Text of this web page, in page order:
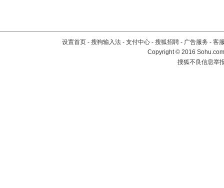
设置首页 - 搜狗输入法 - 支付中心 - 搜狐招聘 - 广告服务 - 客
Copyright©2016
搜狐不良信息举